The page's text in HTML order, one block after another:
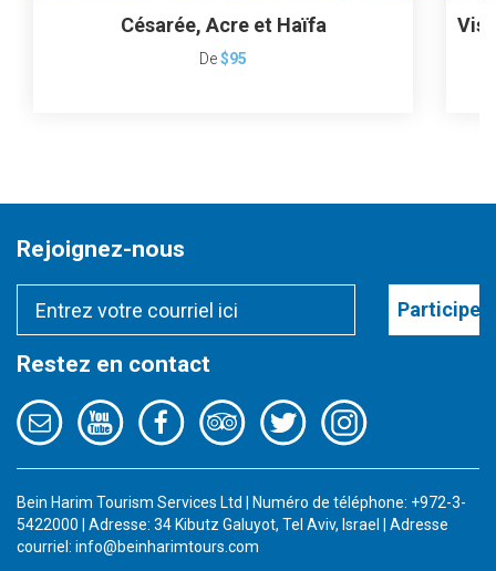
Césarée, Acre et Haïfa
De$95
Rejoignez-nous
Participer
Restez en contact
Bein Harim Tourism Services Ltd | Numéro de téléphone: +972-3-
5422000 | Adresse: 34 Kibutz Galuyot, Tel Aviv, Israel | Adresse
courriel: info@beinharimtours.com